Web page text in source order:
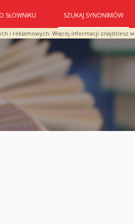
i reklamowych. Więcej informacji znajdziesz w
O SŁOWNIKU SZUKAJ SYNONIMÓW